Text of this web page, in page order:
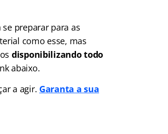
preparar para as
como esse, mas
disponibilizando todo
abaixo.
a agir. Garanta a sua